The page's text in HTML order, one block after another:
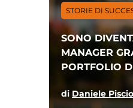
STORIE DI
SONO
MANAGER
PORTFOLIO
di Daniele